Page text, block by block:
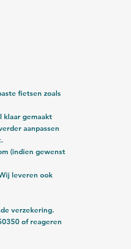
fietsen zoals
klaar gemaakt
aanpassen
(indien gewenst
leveren ook
verzekering.
of reageren